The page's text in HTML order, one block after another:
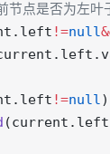
点是否为左叶
!=null
!=null